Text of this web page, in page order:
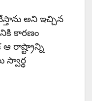
అని ఇచ్చిన
కారణం
రాష్ట్రాన్ని
స్వార్ధ